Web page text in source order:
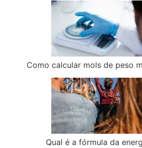
Como calcular mols de peso
Qual é a fórmula da